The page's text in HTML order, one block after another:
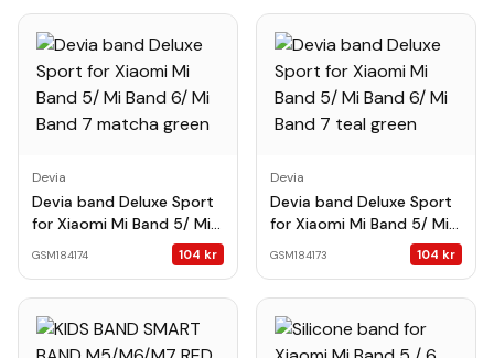
Devia
Devia band Deluxe Sport
for Xiaomi Mi Band 5/ Mi
GSM184174 104 kr
Devia
Devia band Deluxe Sport
for Xiaomi Mi Band 5/ Mi
Band 6/ Mi Band 7 teal
GSM184173 104 kr